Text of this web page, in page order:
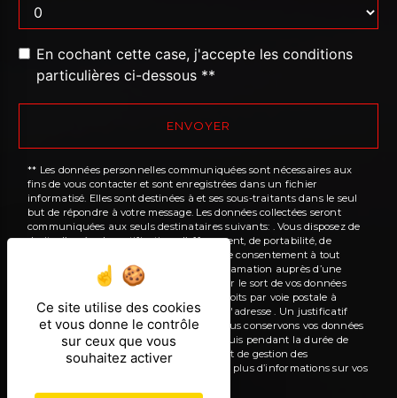
En cochant cette case, j'accepte les conditions
particulières ci-dessous **
ENVOYER
** Les données personnelles communiquées sont nécessaires aux
fins de vous contacter et sont enregistrées dans un fichier
informatisé. Elles sont destinées à et ses sous-traitants dans le seul
but de répondre à votre message. Les données collectées seront
communiquées aux seuls destinataires suivants: . Vous disposez de
droits d’accès, de rectification, d’effacement, de portabilité, de
limitation, d’opposition, de retrait de votre consentement à tout
moment et du droit d’introduire une réclamation auprès d’une
autorité de contrôle, ainsi que d’organiser le sort de vos données
post-mortem. Vous pouvez exercer ces droits par voie postale à
l'adresse ou par courrier électronique à l'adresse . Un justificatif
d'identité pourra vous être demandé. Nous conservons vos données
pendant la période de prise de contact puis pendant la durée de
prescription légale aux fins probatoires et de gestion des
contentieux. Consultez le site cnil.fr pour plus d’informations sur vos
Ce site utilise des cookies
et vous donne le contrôle
sur ceux que vous
souhaitez activer